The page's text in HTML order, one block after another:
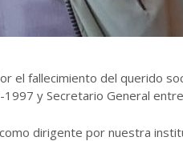
el fallecimiento del querido
y Secretario General
dirigente por nuestra